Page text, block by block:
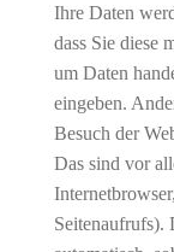
Ihre Daten
dass Sie diese
um Daten
eingeben.
Besuch der
Das sind vor
Seitenaufrufs).